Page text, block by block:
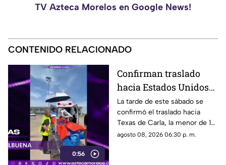
TV Azteca Morelos en Google News!
CONTENIDO RELACIONADO
0:56
Confirman traslado
hacia Estados Unidos
de menor que sufrió
quemadura en la
explosión de gas LP en
Cuernavaca
La tarde de este sábado se
confirmó el traslado hacia
Texas de Carla, la menor de 15
años que resultó gravemente
agosto 08, 2026 06:30 p. m.